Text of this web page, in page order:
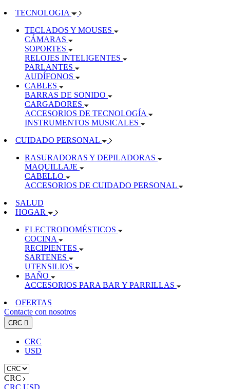
TECNOLOGIA
TECLADOS Y MOUSES
CÁMARAS
SOPORTES
RELOJES INTELIGENTES
PARLANTES
AUDÍFONOS
CABLES
BARRAS DE SONIDO
CARGADORES
ACCESORIOS DE TECNOLOGÍA
INSTRUMENTOS MUSICALES
CUIDADO PERSONAL
RASURADORAS Y DEPILADORAS
MAQUILLAJE
CABELLO
ACCESORIOS DE CUIDADO PERSONAL
SALUD
HOGAR
ELECTRODOMÉSTICOS
COCINA
RECIPIENTES
SARTENES
UTENSILIOS
BAÑO
ACCESORIOS PARA BAR Y PARRILLAS
OFERTAS
Contacte con nosotros
CRC 
CRC
USD
CRC
CRC USD